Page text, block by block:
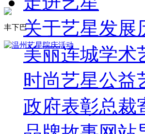
丰下巴关于艺星发展
美丽连城学术
时尚艺星公益
政府表彰总裁